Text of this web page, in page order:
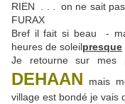
RIEN . . . on ne sait
FURAX
Bref il fait si beau -
heures de soleilpresque
Je retourne sur
DEHAAN mais
village est bondé je vais